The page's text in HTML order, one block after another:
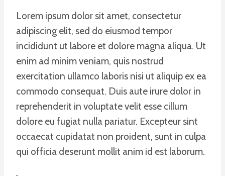
Lorem ipsum dolor sit amet, consectetur
adipiscing elit, sed do eiusmod tempor
incididunt ut labore et dolore magna aliqua. Ut
enim ad minim veniam, quis nostrud
exercitation ullamco laboris nisi ut aliquip ex ea
commodo consequat. Duis aute irure dolor in
reprehenderit in voluptate velit esse cillum
dolore eu fugiat nulla pariatur. Excepteur sint
occaecat cupidatat non proident, sunt in culpa
qui officia deserunt mollit anim id est laborum.